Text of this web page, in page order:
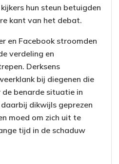
hun steun betuigden
kant van het debat.
en Facebook stroomden
verdeling en
Derksens
bij diegenen die
benarde situatie in
dikwijls geprezen
moed om zich uit te
tijd in de schaduw